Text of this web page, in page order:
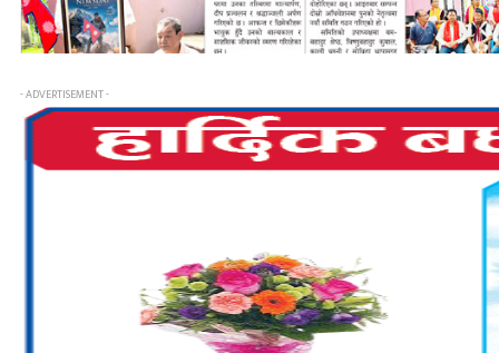
- ADVERTISEMENT -